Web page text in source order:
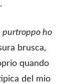
purtroppo ho
brusca,
quando
del mio